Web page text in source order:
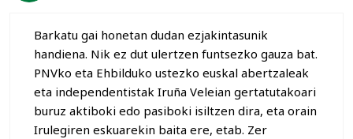
Barkatu gai honetan dudan ezjakintasunik
handiena. Nik ez dut ulertzen funtsezko gauza bat.
PNVko eta Ehbilduko ustezko euskal abertzaleak
eta independentistak Iruña Veleian gertatutakoari
buruz aktiboki edo pasiboki isiltzen dira, eta orain
Irulegiren eskuarekin baita ere, etab. Zer